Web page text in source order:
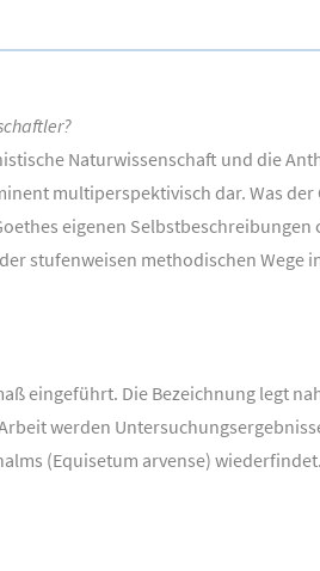
Naturwissenschaft und die
multiperspektivisch dar. Was
eigenen
stufenweisen methodischen Wege
eingeführt. Die Bezeichnung legt
werden
(Equisetum arvense) wiederfindet.